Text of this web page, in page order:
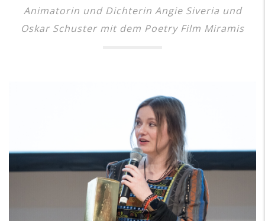
Animatorin und Dichterin Angie Siveria und
Oskar Schuster mit dem Poetry Film Miramis